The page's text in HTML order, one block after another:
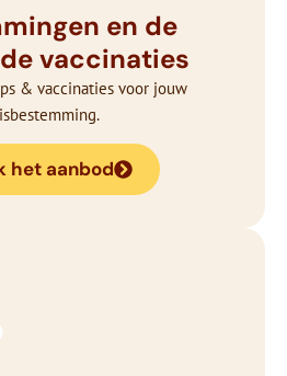
en de
vaccinaties
& vaccinaties voor jouw
het aanbod